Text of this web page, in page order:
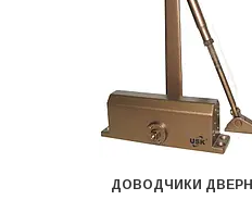
ДОВОДЧИКИ ДВЕРНІ